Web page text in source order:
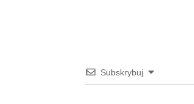
Subskrybuj